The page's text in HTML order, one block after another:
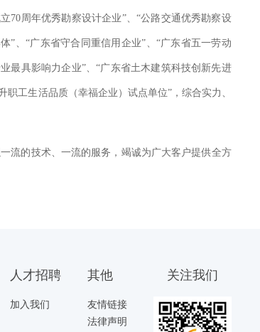
70周年优秀勘察设计企业”、“公路交通优秀勘察设
”、“广东省守合同重信用企业”、“广东省五一劳动
最具影响力企业”、“广东省土木建筑科技创新先进
职工生活品质（幸福企业）试点单位”，综合实力、
流的技术、一流的服务，竭诚为广大客户提供全方
人才招聘
加入我们
其他
友情链接
法律声明
关注我们